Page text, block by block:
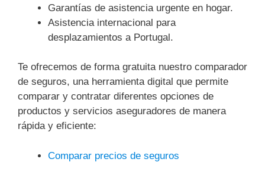
Garantías de asistencia urgente en hogar.
Asistencia internacional para
desplazamientos a Portugal.
Te ofrecemos de forma gratuita nuestro comparador
de seguros, una herramienta digital que permite
comparar y contratar diferentes opciones de
productos y servicios aseguradores de manera
rápida y eficiente:
Comparar precios de seguros